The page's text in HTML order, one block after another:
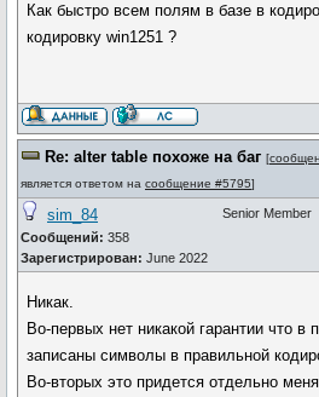
Как быстро всем полям в базе в
кодировку win1251 ?
Re: alter table похоже на баг [
является ответом на сообщение #5795]
sim_84
Сообщений: 358
Зарегистрирован: June 2022
Senior Member
Никак.
Во-первых нет никакой гарантии что в
записаны символы в правильной
Во-вторых это придется отдельно